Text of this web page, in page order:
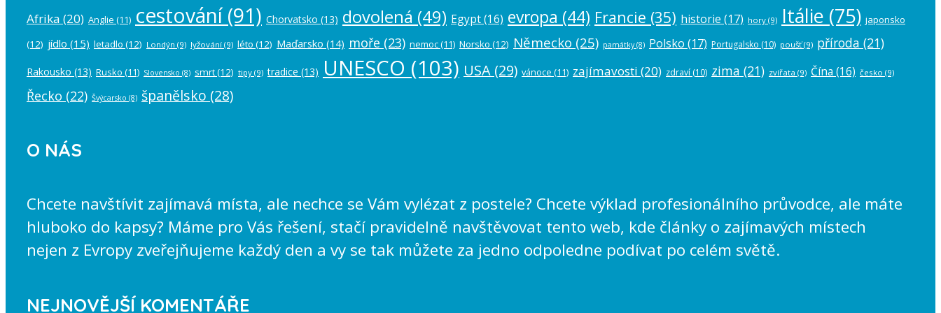
Afrika (20) Anglie (11) cestování(91) Chorvatsko (13) dovolená (49) Egypt(16) evropa (44) Francie (35) historie (17) hory (9) Itálie (75) japonsko
(12) jídlo (15) letadlo (12) Londýn (9) lyžování (9) léto (12) Maďarsko (14) moře (23) nemoc(11) Norsko (12) Německo (25) památky(8) Polsko (17) Portugalsko (10) poušť(9) příroda (21)
Rakousko (13) Rusko (11) Slovensko (8) smrt(12) tipy (9) tradice (13) UNESCO (103) USA (29) vánoce (11) zajímavosti (20) zdraví (10) zima (21) zvířata (9) Čína (16) česko (9)
Řecko (22) Švýcarsko (8) španělsko (28)
O NÁS
Chcete navštívit zajímavá místa, ale nechce se Vám vylézat z postele? Chcete výklad profesionálního průvodce, ale máte
hluboko do kapsy? Máme pro Vás řešení, stačí pravidelně navštěvovat tento web, kde články o zajímavých místech
nejen z Evropy zveřejňujeme každý den a vy se tak můžete za jedno odpoledne podívat po celém světě.
NEJNOVĚJŠÍ KOMENTÁŘE